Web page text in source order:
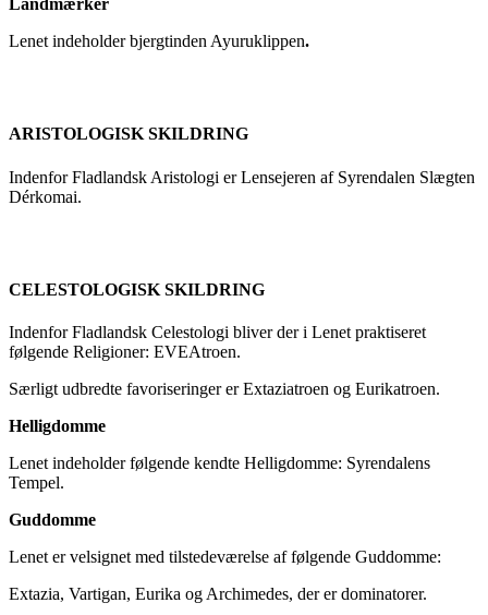
Landmærker
Lenet indeholder bjergtinden Ayuruklippen.
ARISTOLOGISK SKILDRING
Indenfor Fladlandsk Aristologi er Lensejeren af Syrendalen Slægten
Dérkomai.
CELESTOLOGISK SKILDRING
Indenfor Fladlandsk Celestologi bliver der i Lenet praktiseret
følgende Religioner: EVEAtroen.
Særligt udbredte favoriseringer er Extaziatroen og Eurikatroen.
Helligdomme
Lenet indeholder følgende kendte Helligdomme: Syrendalens
Tempel.
Guddomme
Lenet er velsignet med tilstedeværelse af følgende Guddomme:
Extazia, Vartigan, Eurika og Archimedes, der er dominatorer.